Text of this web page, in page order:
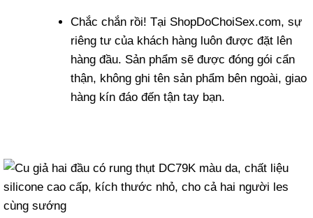
Chắc chắn rồi! Tại ShopDoChoiSex.com, sự
riêng tư của khách hàng luôn được đặt lên
hàng đầu. Sản phẩm sẽ được đóng gói cẩn
thận, không ghi tên sản phẩm bên ngoài, giao
hàng kín đáo đến tận tay bạn.